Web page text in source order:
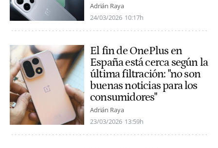
Adrián Raya
24/03/2026 10:17h
El fin de OnePlus en
España está cerca según la
última filtración: "no son
buenas noticias para los
consumidores"
Adrián Raya
23/03/2026 13:59h